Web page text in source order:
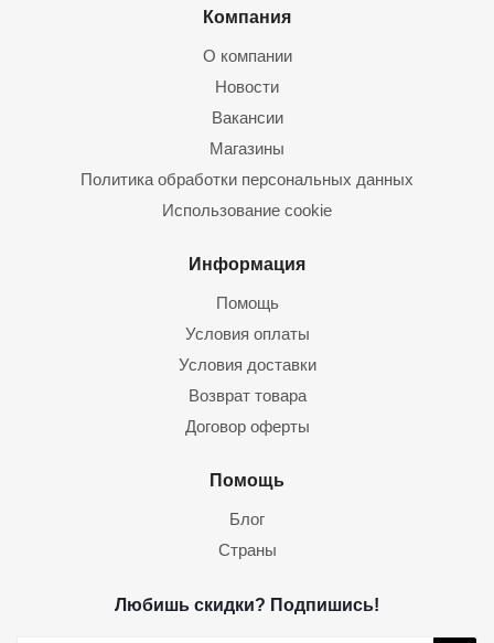
Компания
О компании
Новости
Вакансии
Магазины
Политика обработки персональных данных
Использование cookie
Информация
Помощь
Условия оплаты
Условия доставки
Возврат товара
Договор оферты
Помощь
Блог
Страны
Любишь скидки? Подпишись!